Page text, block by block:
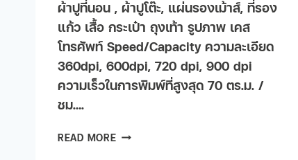
ผ้าปูที่นอน , ผ้าปูโต๊ะ, แผ่นรองเม้าส์, ที่รอง
แก้ว เสื้อ กระเป๋า ถุงเท้า รูปภาพ เคส
โทรศัพท์ Speed/Capacity ความละเอียด
360dpi, 600dpi, 720 dpi, 900 dpi
ความเร็วในการพิมพ์ที่สูงสุด 70 ตร.ม. /
ชม….
READ MORE